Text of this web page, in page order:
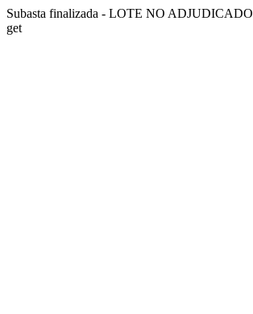
Subasta finalizada - LOTE NO ADJUDICADO
get